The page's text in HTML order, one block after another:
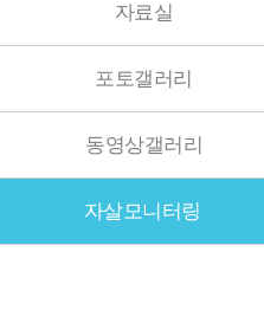
자료실
포토갤러리
동영상갤러리
자살모니터링